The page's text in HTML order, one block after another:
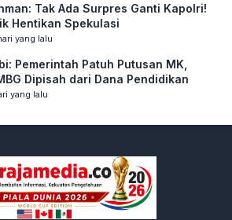
Tak Ada Surpres Ganti Kapolri!
Hentikan Spekulasi
yang lalu
Pemerintah Patuh Putusan MK,
Dipisah dari Dana Pendidikan
yang lalu